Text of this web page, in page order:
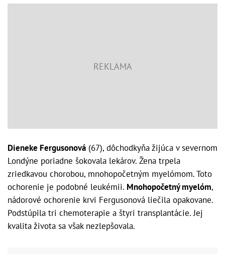
Dieneke Fergusonová (67), dôchodkyňa žijúca v severnom
Londýne poriadne šokovala lekárov. Žena trpela
zriedkavou chorobou, mnohopočetným myelómom. Toto
ochorenie je podobné leukémii. Mnohopočetný myelóm,
nádorové ochorenie krvi Fergusonová liečila opakovane.
Podstúpila tri chemoterapie a štyri transplantácie. Jej
kvalita života sa však nezlepšovala.